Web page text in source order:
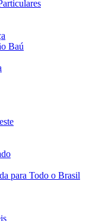
Baú
para Todo o Brasil